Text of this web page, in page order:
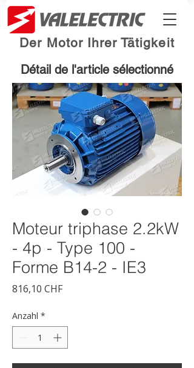
Der Motor Ihrer Tätigkeit
Détail de l'article sélectionné
Moteur triphase 2.2kW
- 4p - Type 100 -
Forme B14-2 - IE3
816,10 CHFPreis
Anzahl *